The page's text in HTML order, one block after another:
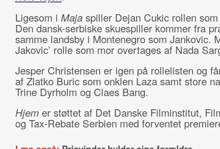
Ligesom i Maja spiller Dejan Cukic rollen
Den dansk-serbiske skuespiller kommer fra
samme landsby i Montenegro som Jankovic.
Jakovic’ rolle som mor overtages af Nada
Jesper Christensen er igen på rollelisten og
af Zlatko Buric som onklen Laza samt store
Trine Dyrholm og Claes Bang.
Hjem er støttet af Det Danske Filminstitut,
og Tax-Rebate Serbien med forventet